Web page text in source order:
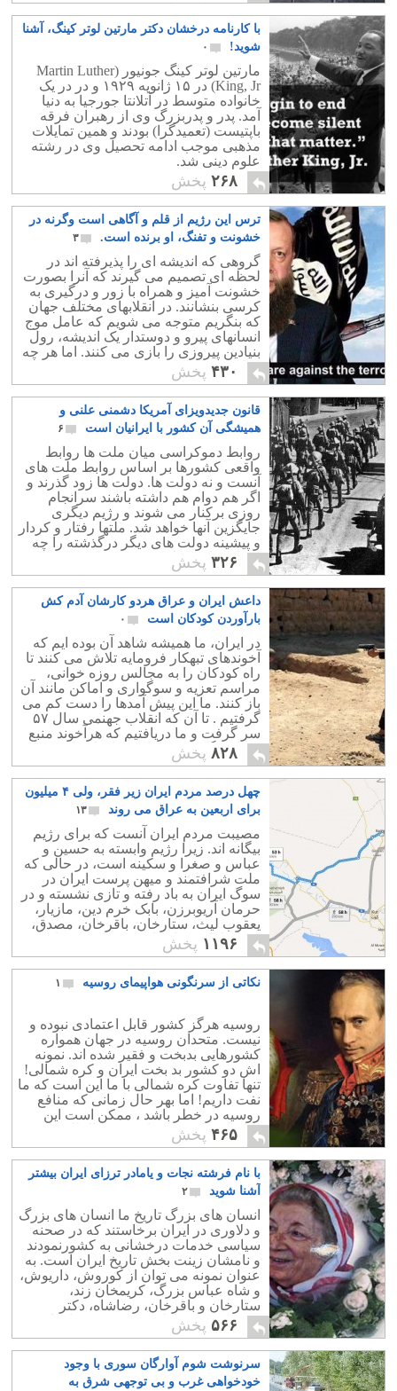
با کارنامه درخشان دکتر مارتین لوتر کینگ، آشنا
شوید!
۰
مارتین لوتر کینگ جونیور (Martin Luther
King, Jr)‏ در ۱۵ ژانویه ۱۹۲۹ و در در یک
خانواده متوسط در آتلانتا جورجیا به دنیا
آمد. پدر و پدربزرگ وی از رهبران فرقه
باپتیست (تعمیدگرا) بودند و همین تمایلات
مذهبی موجب ادامه تحصیل وی در رشته
علوم دینی شد.
۲۶۸ پخش
ترس این رژیم از قلم و آگاهی است وگرنه در
خشونت و تفنگ، او برنده است.
۳
گروهی که اندیشه ای را پذیرفته اند در
لحظه ای تصمیم می گیرند که آنرا بصورت
خشونت آمیز و همراه با زور و درگیری به
کرسی بنشانند. در انقلابهای مختلف جهان
که بنگریم متوجه می شویم که عامل موج
انسانهای پیرو و دوستدار یک اندیشه، رول
بنیادین پیروزی را بازی می کنند. اما هر چه
به امروز نزدیک می شویم نقش موج
انسانی در جنگها و انقلابها کم می شود و
نقش رسانه و آگاهی پر رنگ می شود.
۴۳۰ پخش
قانون جدیدویزای آمریکا دشمنی علنی و
همیشگی آن کشور با ایرانیان است
۶
روابط دموکراسی میان ملت ها روابط
واقعی کشورها بر اساس روابط ملت های
آنست و نه دولت ها. دولت ها زود گذرند و
اگر هم دوام هم داشته باشند سرانجام
روزی برکنار می شوند و رژیم دیگری
جایگزین آنها خواهد شد. ملتها رفتار و کردار
و پیشینه دولت های دیگر درگذشته را چه
خوب و یا بد فراموش نمی کنند.
۳۲۶ پخش
داعش ایران و عراق هردو کارشان آدم کش
بارآوردن کودکان است
۰
در ایران، ما همیشه شاهد آن بوده ایم که
آخوندهای تبهکار فرومایه تلاش می کنند تا
راه کودکان را به مجالس روزه خوانی،
مراسم تعزیه و سوگواری و اماکن مانند آن
باز کنند. ما این پیش آمدها را دست کم می
گرفتیم . تا آن که انقلاب جهنمی سال ۵۷
سر گرفت و ما دریافتیم که هرآخوند منبع
فساد و گمراه کردن کودکان است.
۸۲۸ پخش
چهل درصد مردم ایران زیر فقر، ولی ۴ میلیون
برای اربعین به عراق می روند
۱۳
مصیبت مردم ایران آنست که برای رژیم
بیگانه اند. زیرا رژیم وابسته به حسین و
عباس و صغرا و سکینه است، در حالی که
ملت شرافتمند و میهن پرست ایران در
سوگ ایران به باد رفته و تازی نشسته و در
حرمان آریوبرزن، بابک خرم دین، مازیار،
یعقوب لیث، ستارخان، باقرخان، مصدق،
رضاشاه و بختیار زانو به غم نشسته است.
۱۱۹۶ پخش
نکاتی از سرنگونی هواپیمای روسیه ۱
روسیه هرگز کشور قابل اعتمادی نبوده و
نیست. متحدان روسیه در جهان همواره
کشورهایی بدبخت و فقیر شده اند. نمونه
اش دو کشور بد بخت ایران و کره شمالی!
تنها تفاوت کره شمالی با ما این است که ما
نفت داریم! اما بهر حال زمانی که منافع
روسیه در خطر باشد ، ممکن است این
منافع منطبق بر خواست بین المللی شود.
امروز هم خواست ظاهری روسیه حفظ
بشار اسد است و برای حفظ بشار اسد هم
باید داعش از بین برود. از این روست که
می گویند عدو شود سبب خیر! هر چند که
ائتلاف علیه داعش با سرنگونی هواپیمای
روسیه پیچیده شد ولی بعید است روسیه با
شیطنت ترکیه پا پس بکشد.
۴۶۵ پخش
با نام فرشته نجات و یامادر ترزای ایران بیشتر
آشنا شوید
۲
انسان های بزرگ تاریخ ما انسان های بزرگ
و دلاوری در ایران برخاستند که در صحنه
سیاسی خدمات درخشانی به کشورنمودند
و نامشان زینت بخش تاریخ ایران است. به
عنوان نمونه می توان از کوروش، داریوش،
و شاه عباس بزرگ، کریمخان زند،
ستارخان و باقرخان، رضاشاه، دکتر
مصدق، دکتر فاطمی، و دکتر بختیار نام
برد.
۵۶۶ پخش
سرنوشت شوم آوارگان سوری با وجود
خودخواهی غرب و بی توجهی شرق به